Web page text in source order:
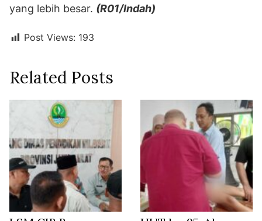
yang lebih besar. (R01/Indah)
Post Views: 193
Related Posts